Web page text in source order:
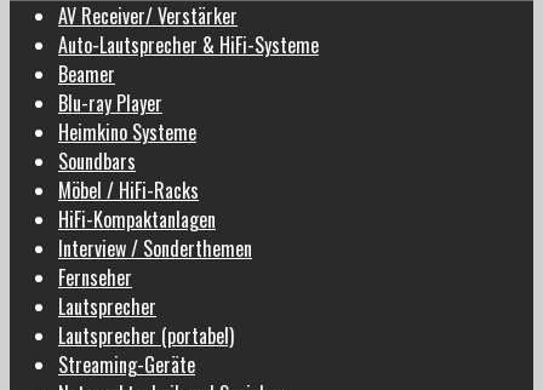
AV Receiver/ Verstärker
Auto-Lautsprecher & HiFi-Systeme
Beamer
Blu-ray Player
Heimkino Systeme
Soundbars
Möbel / HiFi-Racks
HiFi-Kompaktanlagen
Interview / Sonderthemen
Fernseher
Lautsprecher
Lautsprecher (portabel)
Streaming-Geräte